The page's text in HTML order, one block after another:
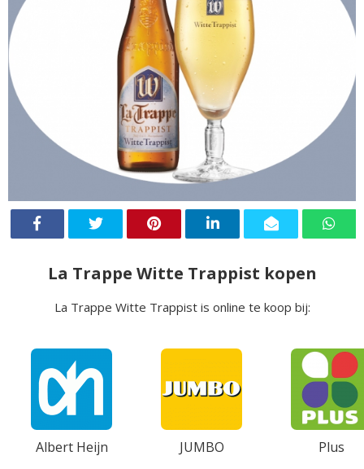
La Trappe Witte Trappist kopen
La Trappe Witte Trappist is online te koop bij:
Albert Heijn JUMBO Plus